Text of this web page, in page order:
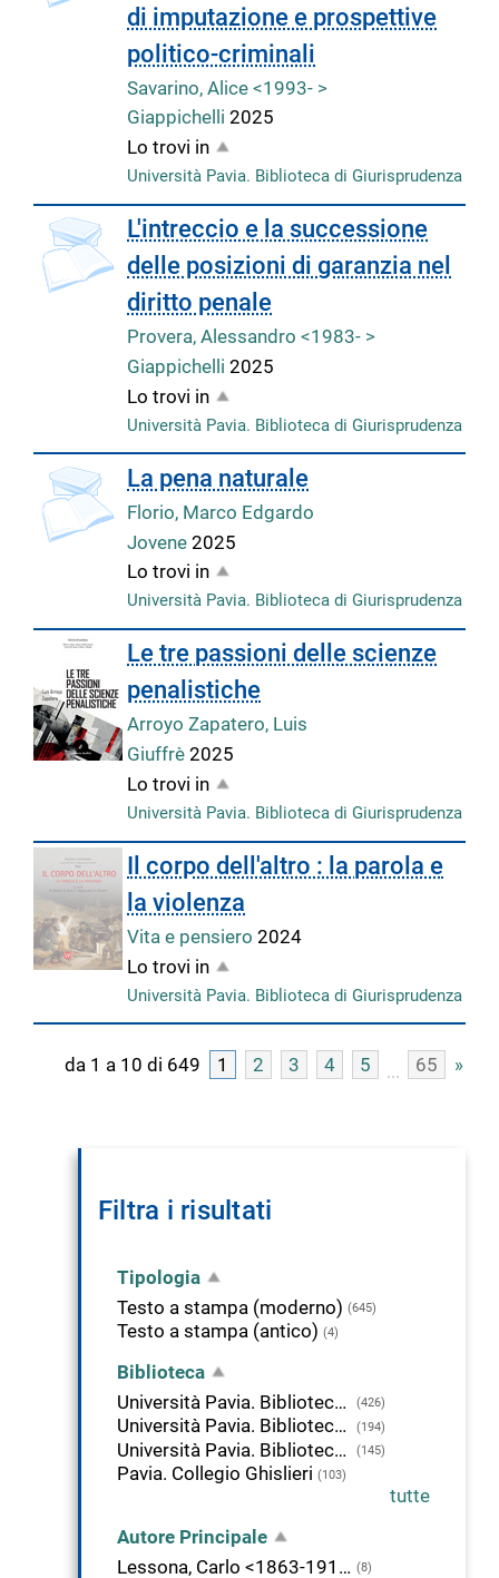
di imputazione e prospettive
politico-criminali
Savarino, Alice <1993- >
Giappichelli2025
Lo trovi in
Università Pavia. Biblioteca di Giurisprudenza
L'intreccio e la successione
delle posizioni di garanzia nel
diritto penale
Provera, Alessandro <1983- >
Giappichelli2025
Lo trovi in
Università Pavia. Biblioteca di Giurisprudenza
La pena naturale
Florio, Marco Edgardo
Jovene2025
Lo trovi in
Università Pavia. Biblioteca di Giurisprudenza
Le tre passioni delle scienze
penalistiche
Arroyo Zapatero, Luis
Giuffrè2025
Lo trovi in
Università Pavia. Biblioteca di Giurisprudenza
Il corpo dell'altro : la parola e
la violenza
Vita e pensiero2024
Lo trovi in
Università Pavia. Biblioteca di Giurisprudenza
da 1 a 10 di 649 1 2 3 4 5 65 »
Filtra i risultati
Tipologia
Testo a stampa (moderno) (645)
Testo a stampa (antico) (4)
Biblioteca
Università Pavia. Biblioteca di Giurisprudenza
(426)
Università Pavia. Biblioteca di Scienze Politiche (194)
Università Pavia. Biblioteca di Studi Umanistici (145)
Pavia. Collegio Ghislieri (103)
tutte
Autore Principale
Lessona, Carlo <1863-1919> (8)